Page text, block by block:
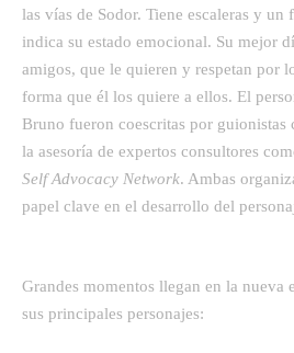
las vías de Sodor. Tiene escaleras y
indica su estado emocional. Su mejor
amigos, que le quieren y respetan por
forma que él los quiere a ellos. El
Bruno fueron coescritas por
la asesoría de expertos consultores
Self Advocacy Network. Ambas
papel clave en el desarrollo del
Grandes momentos llegan en la nueva
sus principales personajes: